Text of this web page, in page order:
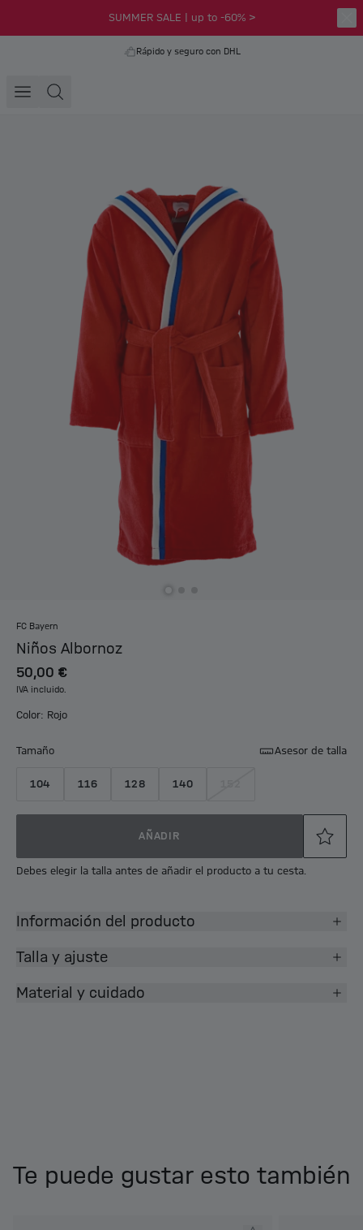
SUMMER SALE | up to -60% >
Rápido y seguro con DHL
FC Bayern
Niños Albornoz
50,00 €
IVA incluido.
Color: Rojo
Tamaño Asesor de talla
104 116 128 140
AÑADIR
Debes elegir la talla antes de añadir el producto a tu cesta.
Información del producto
Talla y ajuste
Material y cuidado
Te puede gustar esto también